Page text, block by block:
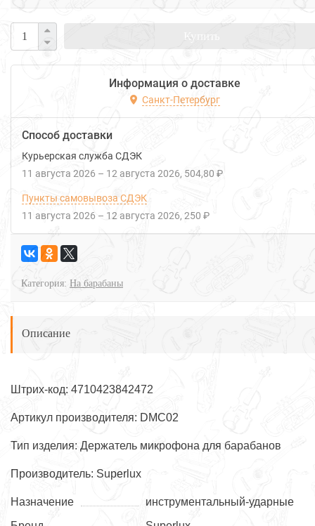
Купить
Информация о доставке
Санкт-Петербург
Способ доставки
Курьерская служба СДЭК
11 августа 2026 – 12 августа 2026 504,80 ₽
Пункты самовывоза СДЭК
11 августа 2026 – 12 августа 2026 250 ₽
Категория: На барабаны
Описание
Штрих-код: 4710423842472
Артикул производителя: DMC02
Тип изделия: Держатель микрофона для барабанов
Производитель: Superlux
Назначение
инструментальный-ударные